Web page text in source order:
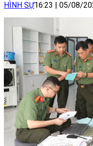
HÌNH SỰ16:23 05/08/